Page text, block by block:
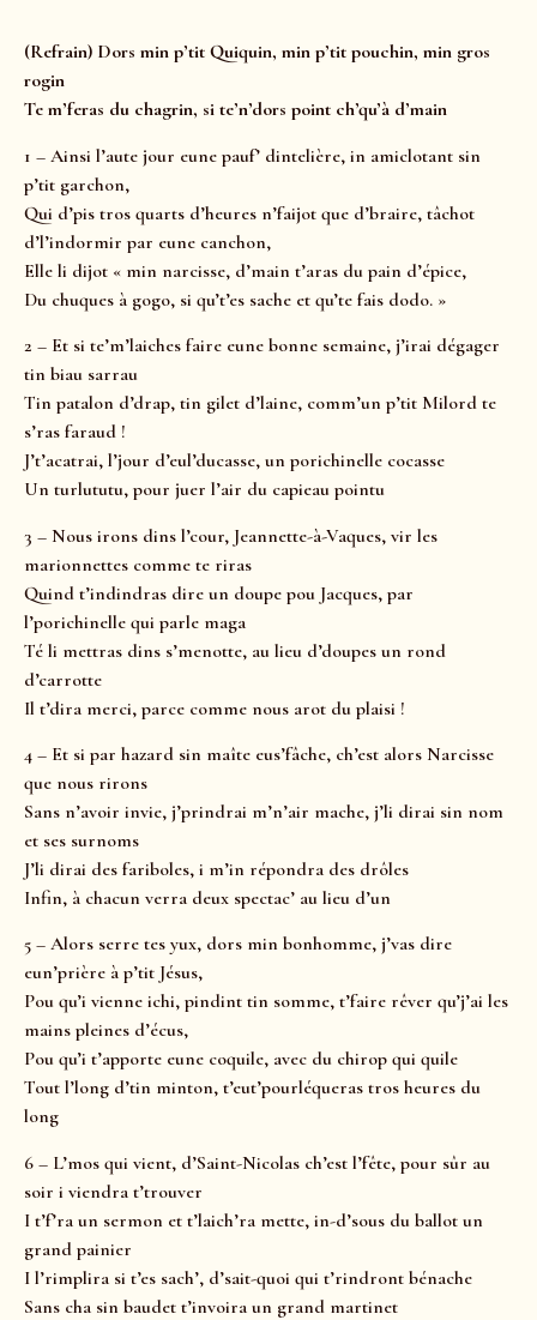
(Refrain) Dors min p’tit Quiquin, min p’tit pouchin, min gros
rogin
Te m’feras du chagrin, si te’n’dors point ch’qu’à d’main
1 – Ainsi l’aute jour eune pauf’ dintelière, in amiclotant sin
p’tit garchon,
Qui d’pis tros quarts d’heures n’faijot que d’braire, tâchot
d’l’indormir par eune canchon,
Elle li dijot « min narcisse, d’main t’aras du pain d’épice,
Du chuques à gogo, si qu’t’es sache et qu’te fais dodo. »
2 – Et si te’m’laiches faire eune bonne semaine, j’irai dégager
tin biau sarrau
Tin patalon d’drap, tin gilet d’laine, comm’un p’tit Milord te
s’ras faraud !
J’t’acatrai, l’jour d’eul’ducasse, un porichinelle cocasse
Un turlututu, pour juer l’air du capieau pointu
3 – Nous irons dins l’cour, Jeannette-à-Vaques, vir les
marionnettes comme te riras
Quind t’indindras dire un doupe pou Jacques, par
l’porichinelle qui parle maga
Té li mettras dins s’menotte, au lieu d’doupes un rond
d’carrotte
Il t’dira merci, parce comme nous arot du plaisi !
4 – Et si par hazard sin maîte eus’fâche, ch’est alors Narcisse
que nous rirons
Sans n’avoir invie, j’prindrai m’n’air mache, j’li dirai sin nom
et ses surnoms
J’li dirai des fariboles, i m’in répondra des drôles
Infin, à chacun verra deux spectac’ au lieu d’un
5 – Alors serre tes yux, dors min bonhomme, j’vas dire
eun’prière à p’tit Jésus,
Pou qu’i vienne ichi, pindint tin somme, t’faire rêver qu’j’ai les
mains pleines d’écus,
Pou qu’i t’apporte eune coquile, avec du chirop qui quile
Tout l’long d’tin minton, t’eut’pourléqueras tros heures du
long
6 – L’mos qui vient, d’Saint-Nicolas ch’est l’fête, pour sûr au
soir i viendra t’trouver
I t’f’ra un sermon et t’laich’ra mette, in-d’sous du ballot un
grand painier
I l’rimplira si t’es sach’, d’sait-quoi qui t’rindront bénache
Sans cha sin baudet t’invoira un grand martinet